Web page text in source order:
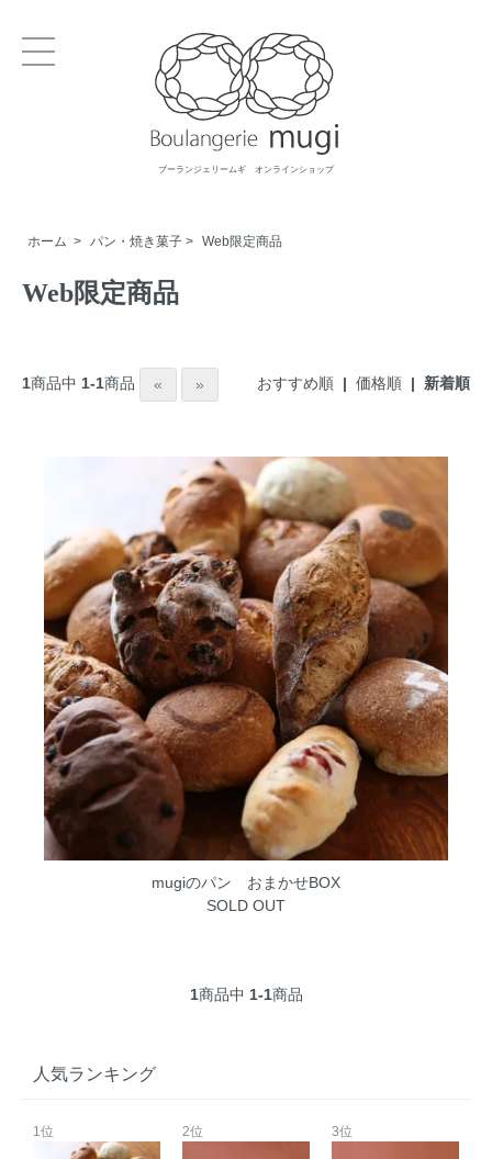
ブーランジェリームギ オンラインショップ
ホーム > パン・焼き菓子 > Web限定商品
Web限定商品
1商品中 1-1商品 « » おすすめ順 | 価格順 | 新着順
mugiのパン おまかせBOX
SOLD OUT
1商品中 1-1商品
人気ランキング
1位 2位 3位